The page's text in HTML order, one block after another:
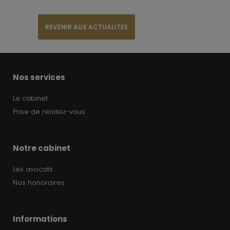
REVENIR AUX ACTUALITÉS
Nos services
Le cabinet
Prise de rendez-vous
Notre cabinet
Les avocats
Nos honoraires
Informations